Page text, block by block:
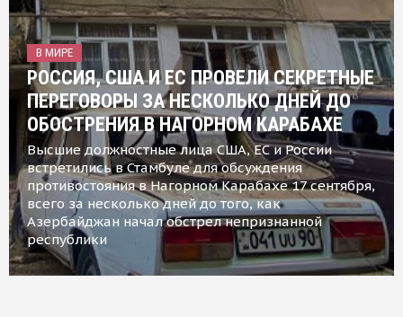
В МИРЕ
РОССИЯ, США И ЕС ПРОВЕЛИ СЕКРЕТНЫЕ
ПЕРЕГОВОРЫ ЗА НЕСКОЛЬКО ДНЕЙ ДО
ОБОСТРЕНИЯ В НАГОРНОМ КАРАБАХЕ
Высшие должностные лица США, ЕС и России
встретились в Стамбуле для обсуждения
противостояния в Нагорном Карабахе 17 сентября,
всего за несколько дней до того, как
Азербайджан начал обстрел непризнанной
республики